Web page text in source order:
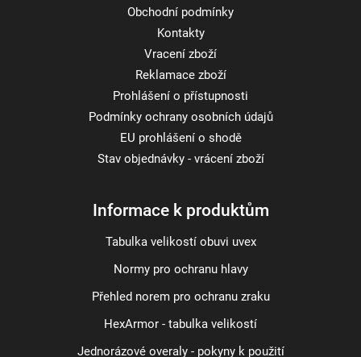
Obchodní podmínky
Kontakty
Vracení zboží
Reklamace zboží
Prohlášení o přístupnosti
Podmínky ochrany osobních údajů
EU prohlášení o shodě
Stav objednávky - vrácení zboží
Informace k produktům
Tabulka velikostí obuvi uvex
Normy pro ochranu hlavy
Přehled norem pro ochranu zraku
HexArmor - tabulka velikostí
Jednorázové overaly - pokyny k použití